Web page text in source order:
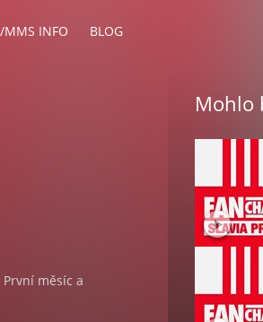
MMS INFO BLOG
měsíc a
Mohlo